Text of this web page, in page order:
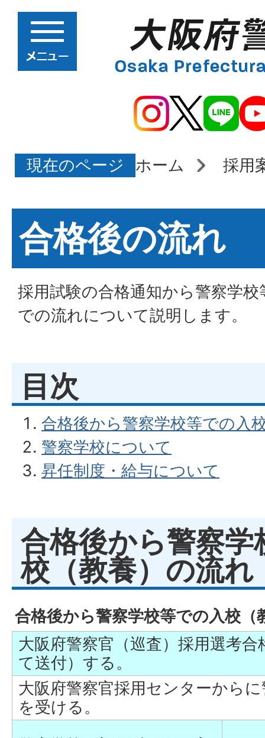
現在のページ ホーム 採用
合格後の流れ
採用試験の合格通知から警察学
での流れについて説明します。
目次
合格後から警察学校等での入
警察学校について
昇任制度・給与について
合格後から警察学
校（教養）の流れ
合格後から警察学校等での入校（
大阪府警察官（巡査）採用選考
て送付）する。
大阪府警察官採用センターから
を受ける。